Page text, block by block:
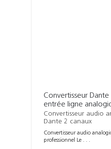
Convertisseur Dante
entrée ligne
Convertisseur audio
Dante 2 canaux
Convertisseur audio
professionnel Le . . .